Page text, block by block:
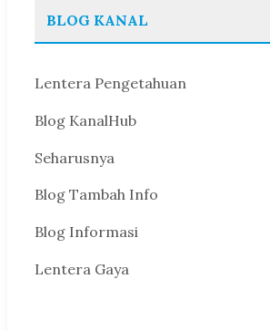
BLOG KANAL
Lentera Pengetahuan
Blog KanalHub
Seharusnya
Blog Tambah Info
Blog Informasi
Lentera Gaya